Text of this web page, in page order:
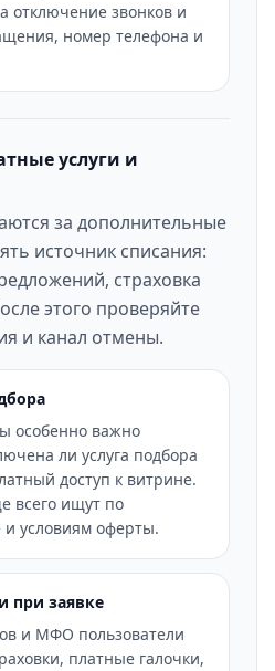
отключение звонков и
номер телефона и
услуги и
за дополнительные
источник списания:
страховка
этого проверяйте
и канал отмены.
особенно важно
ли услуга подбора
доступ к витрине.
всего ищут по
и условиям оферты.
при заявке
и МФО пользователи
платные галочки,